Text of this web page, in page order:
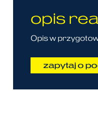
opis
Opis w
zapytaj o